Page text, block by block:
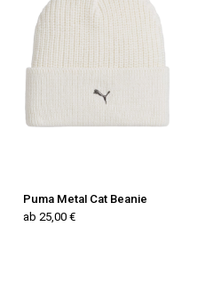
Puma Metal Cat Beanie
ab 25,00 €